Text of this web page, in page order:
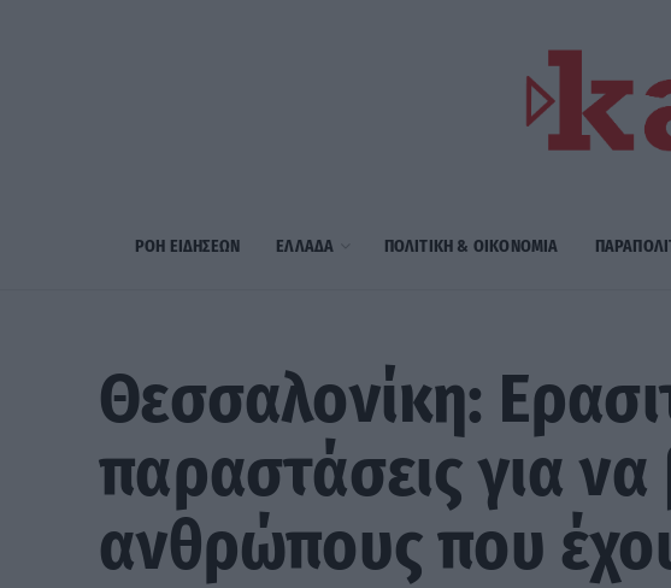
ΡΟΗ ΕΙΔΗΣΕΩΝ ΕΛΛΑΔΑ ΠΟΛΙΤΙΚΗ & ΟΙΚΟΝΟΜΙΑ
Θεσσαλονίκη:
παραστάσεις για
ανθρώπους που